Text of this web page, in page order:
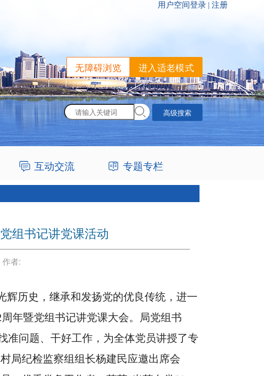
无障碍浏览 进入适老模式
高级搜索
互动交流 专题专栏
组书记讲党课活动
作者:
辉历史，继承和发扬党的优良传统，进一
年暨党组书记讲党课大会。局党组书
准问题、干好工作，为全体党员讲授了专
局纪检监察组组长杨建民应邀出席会